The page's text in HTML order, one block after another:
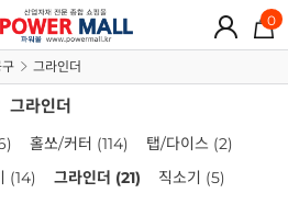
0
그라인더
그라인더
홀쏘/커터 (114) 탭/다이스 (2)
(14) 그라인더 (21) 직소기 (5)